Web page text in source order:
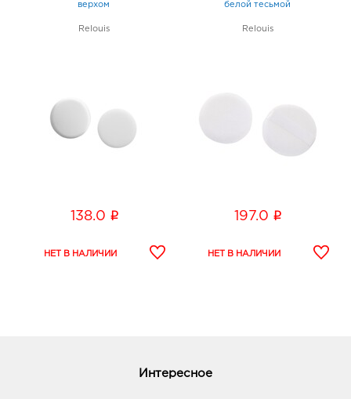
верхом
Relouis
138.0 i
белой тесьмой
Relouis
197.0 i
Интересное